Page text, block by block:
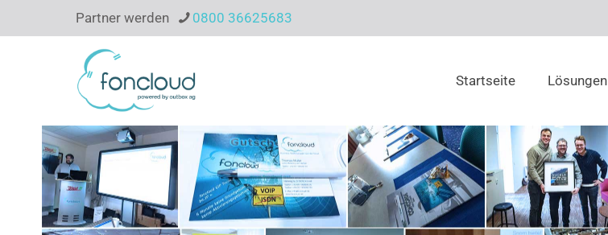
Partner werden 0800 36625683
Startseite Lösungen